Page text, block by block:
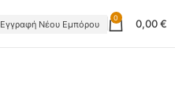
Εγγραφή Νέου Εμπόρου
0 0,00€